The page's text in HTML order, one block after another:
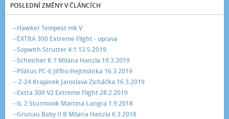
POSLEDNÍ ZMĚNY V ČLÁNCÍCH
--Hawker Tempest mk V.
--EXTRA 300 Extreme Flight - oprava
--Sopwith Strutter 4:1 13.5.2019
--Scheicher K 7 Milana Hanzla 19.3.2019
--Pilátus PC-6 Jiřího Hejtmánka 16.3.2019
-- Z-24 Krajánek Jaroslava Zicháčka 16.3.2019
--Extra 300 V2 Extreme Flight 28.2.2019
--IL 2 Sturmovik Martina Langra 1.9.2018
--Grunau Baby II B Milana Hanzla 6.3.2018